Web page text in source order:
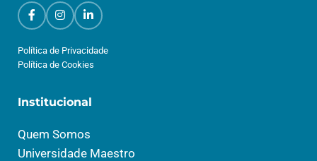
Política de Privacidade
Política de Cookies
Institucional
Quem Somos
Universidade Maestro